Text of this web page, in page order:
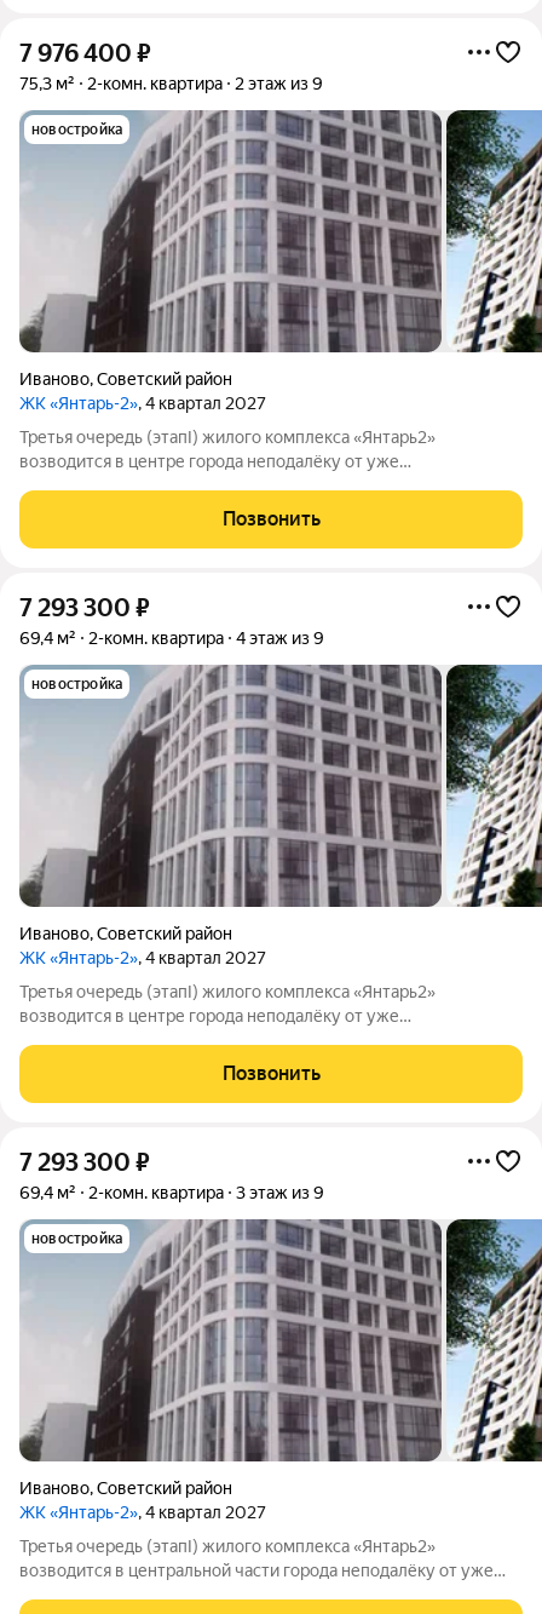
7 976 400 ₽
75,3 м² 2-комн. квартира 2 этаж из 9
новостройка
Иваново,Советский район
ЖК «Янтарь-2», 4 квартал 2027
Третья очередь (этапI) жилого комплекса «Янтарь2»
возводится в центре города неподалёку от уже
удобной локацией: здесь хорошо развита инфраструктура, но
при этом нет шума и пыли от крупных дорог.
Позвонить
7 293 300 ₽
69,4 м² 2-комн. квартира 4 этаж из 9
новостройка
Иваново,Советский район
ЖК «Янтарь-2», 4 квартал 2027
Третья очередь (этапI) жилого комплекса «Янтарь2»
возводится в центре города неподалёку от уже
удобной локацией: здесь хорошо развита инфраструктура, но
при этом нет шума и пыли от крупных
Позвонить
7 293 300 ₽
69,4 м² 2-комн. квартира 3 этаж из 9
новостройка
Иваново,Советский район
ЖК «Янтарь-2», 4 квартал 2027
Третья очередь (этапI) жилого комплекса «Янтарь2»
возводится в центральной части города неподалёку от уже